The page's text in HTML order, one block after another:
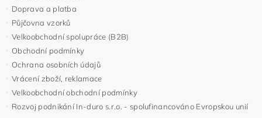
Doprava a platba
Půjčovna vzorků
Velkoobchodní spolupráce (B2B)
Obchodní podmínky
Ochrana osobních údajů
Vrácení zboží, reklamace
Velkoobchodní obchodní podmínky
Rozvoj podnikání In-duro s.r.o. - spolufinancováno Evropskou unií